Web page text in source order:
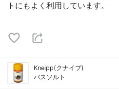
トにもよく利用しています。
Kneipp(クナイプ)
バスソルト